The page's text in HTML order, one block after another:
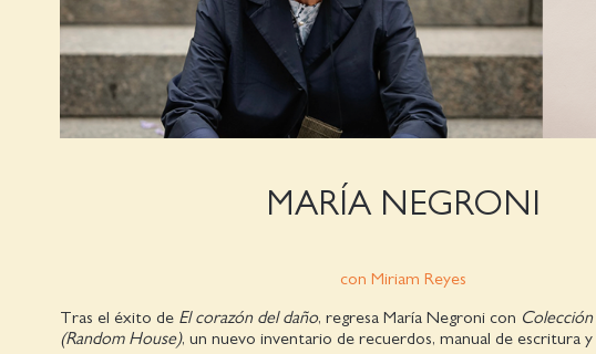
MARÍA NEGRONI
con Miriam Reyes
Tras el éxito de El corazón del daño, regresa María Negroni con
(Random House), un nuevo inventario de recuerdos, manual de escritura y